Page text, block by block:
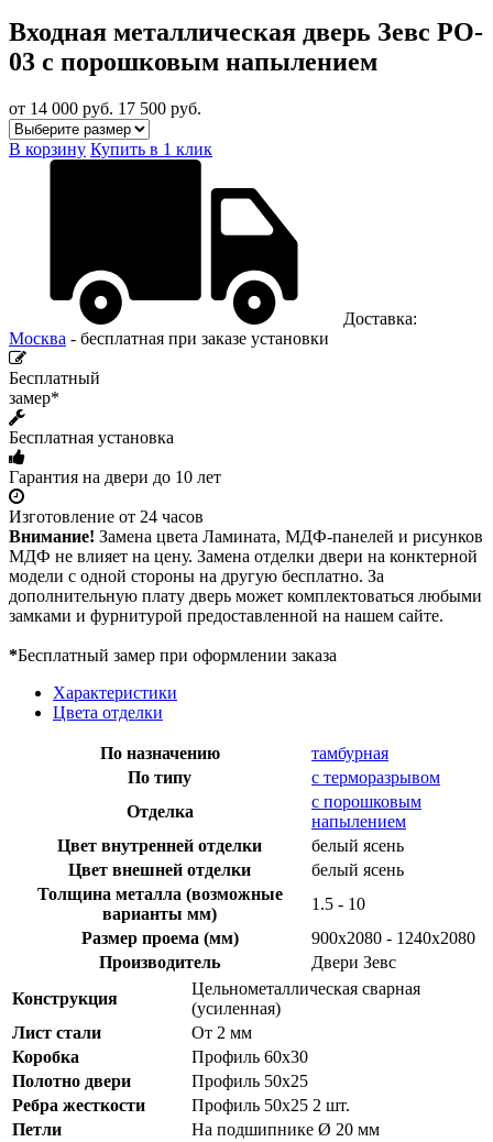
Входная металлическая дверь Зевс PO-
03 с порошковым напылением
от 14 000 руб. 17 500 руб.
В корзину Купить в 1 клик
Доставка:
Москва - бесплатная при заказе установки
Бесплатный
замер*
Бесплатная установка
Гарантия на двери до 10 лет
Изготовление от 24 часов
Внимание! Замена цвета Ламината, МДФ-панелей и рисунков
МДФ не влияет на цену. Замена отделки двери на конктерной
модели с одной стороны на другую бесплатно. За
дополнительную плату дверь может комплектоваться любыми
замками и фурнитурой предоставленной на нашем сайте.
*Бесплатный замер при оформлении заказа
Характеристики
Цвета отделки
По назначению
тамбурная
По типу
с терморазрывом
Отделка
с порошковым
напылением
Цвет внутренней отделки
белый ясень
Цвет внешней отделки
белый ясень
Толщина металла (возможные
варианты мм)
1.5 - 10
Размер проема (мм)
900х2080 - 1240х2080
Производитель
Двери Зевс
Конструкция
Цельнометаллическая сварная
(усиленная)
Лист стали
От 2 мм
Коробка
Профиль 60х30
Полотно двери
Профиль 50х25
Ребра жесткости
Профиль 50х25 2 шт.
Петли
На подшипнике Ø 20 мм